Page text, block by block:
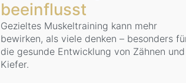
beeinflusst
Gezieltes Muskeltraining kann mehr
bewirken, als viele denken – besonders
die gesunde Entwicklung von Zähnen und
Kiefer.